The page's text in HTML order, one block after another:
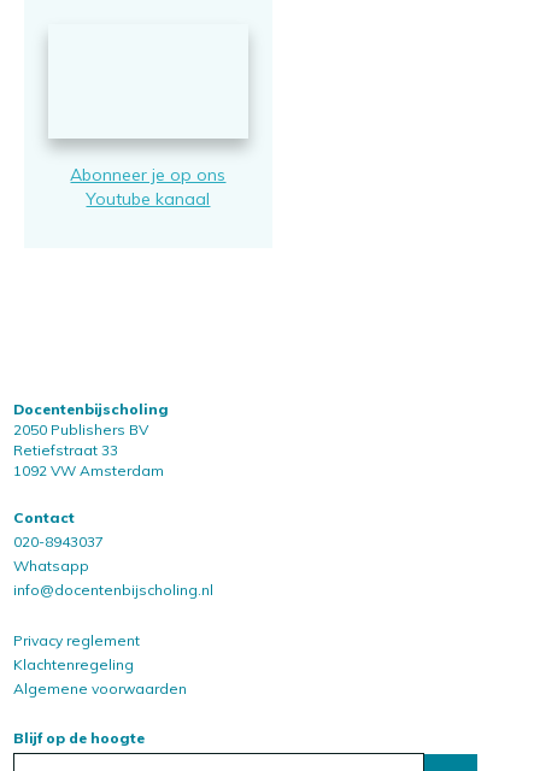
Abonneer je op ons
Youtube kanaal
Docentenbijscholing
2050 Publishers BV
Retiefstraat 33
1092 VW Amsterdam
Contact
020-8943037
Whatsapp
info@docentenbijscholing.nl
Privacy reglement
Klachtenregeling
Algemene voorwaarden
Blijf op de hoogte